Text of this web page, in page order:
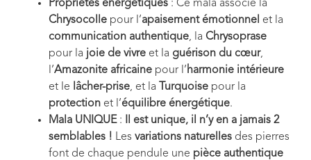
Propriétés énergétiques : Ce mala associe la
Chrysocolle pour l’apaisement émotionnel et la
communication authentique, la Chrysoprase
pour la joie de vivre et la guérison du cœur,
l’Amazonite africaine pour l’harmonie intérieure
et le
lâcher-prise, et la Turquoise pour la
protection et l’équilibre énergétique.
Mala UNIQUE:
Il est unique, il n’y en a jamais 2
semblables ! Les variations naturelles des pierres
font de chaque pendule une pièce authentique